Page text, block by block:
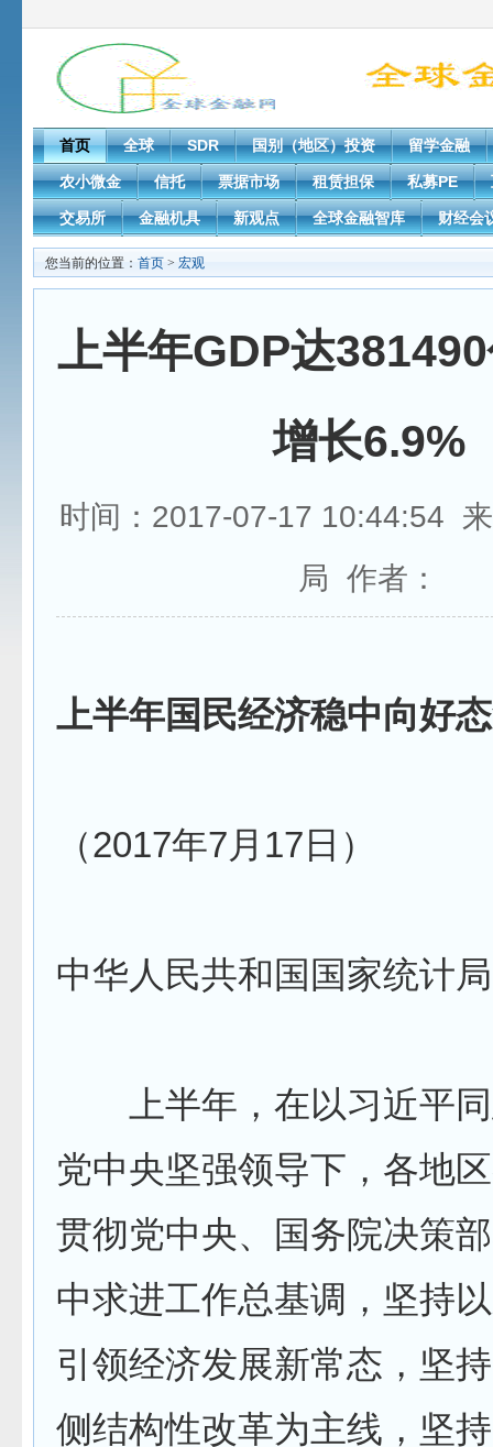
首页 全球 SDR 国别（地区）投资 留学金融
农小微金 信托 票据市场 租赁担保 私募PE
交易所 金融机具 新观点 全球金融智库 财经会
您当前的位置： 首页 > 宏观
上半年GDP达
增长6.9%
时间：2017-07-17 10:44:54
局 作者：
上半年国民经济稳中向好
（2017年7月17日）
中华人民共和国国家统计局
上半年，在以习近平同
党中央坚强领导下，各地
贯彻党中央、国务院决策
中求进工作总基调，坚持
引领经济发展新常态，坚
侧结构性改革为主线，坚